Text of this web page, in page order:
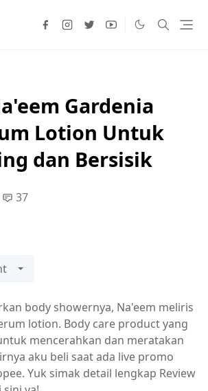
Gardenia
Lotion Untuk
dan Bersisik
37
body showernya, Na'eem meliris
lotion. Body care product yang
mencerahkan dan meratakan
aku beli saat ada live promo
Yuk simak detail lengkap Review